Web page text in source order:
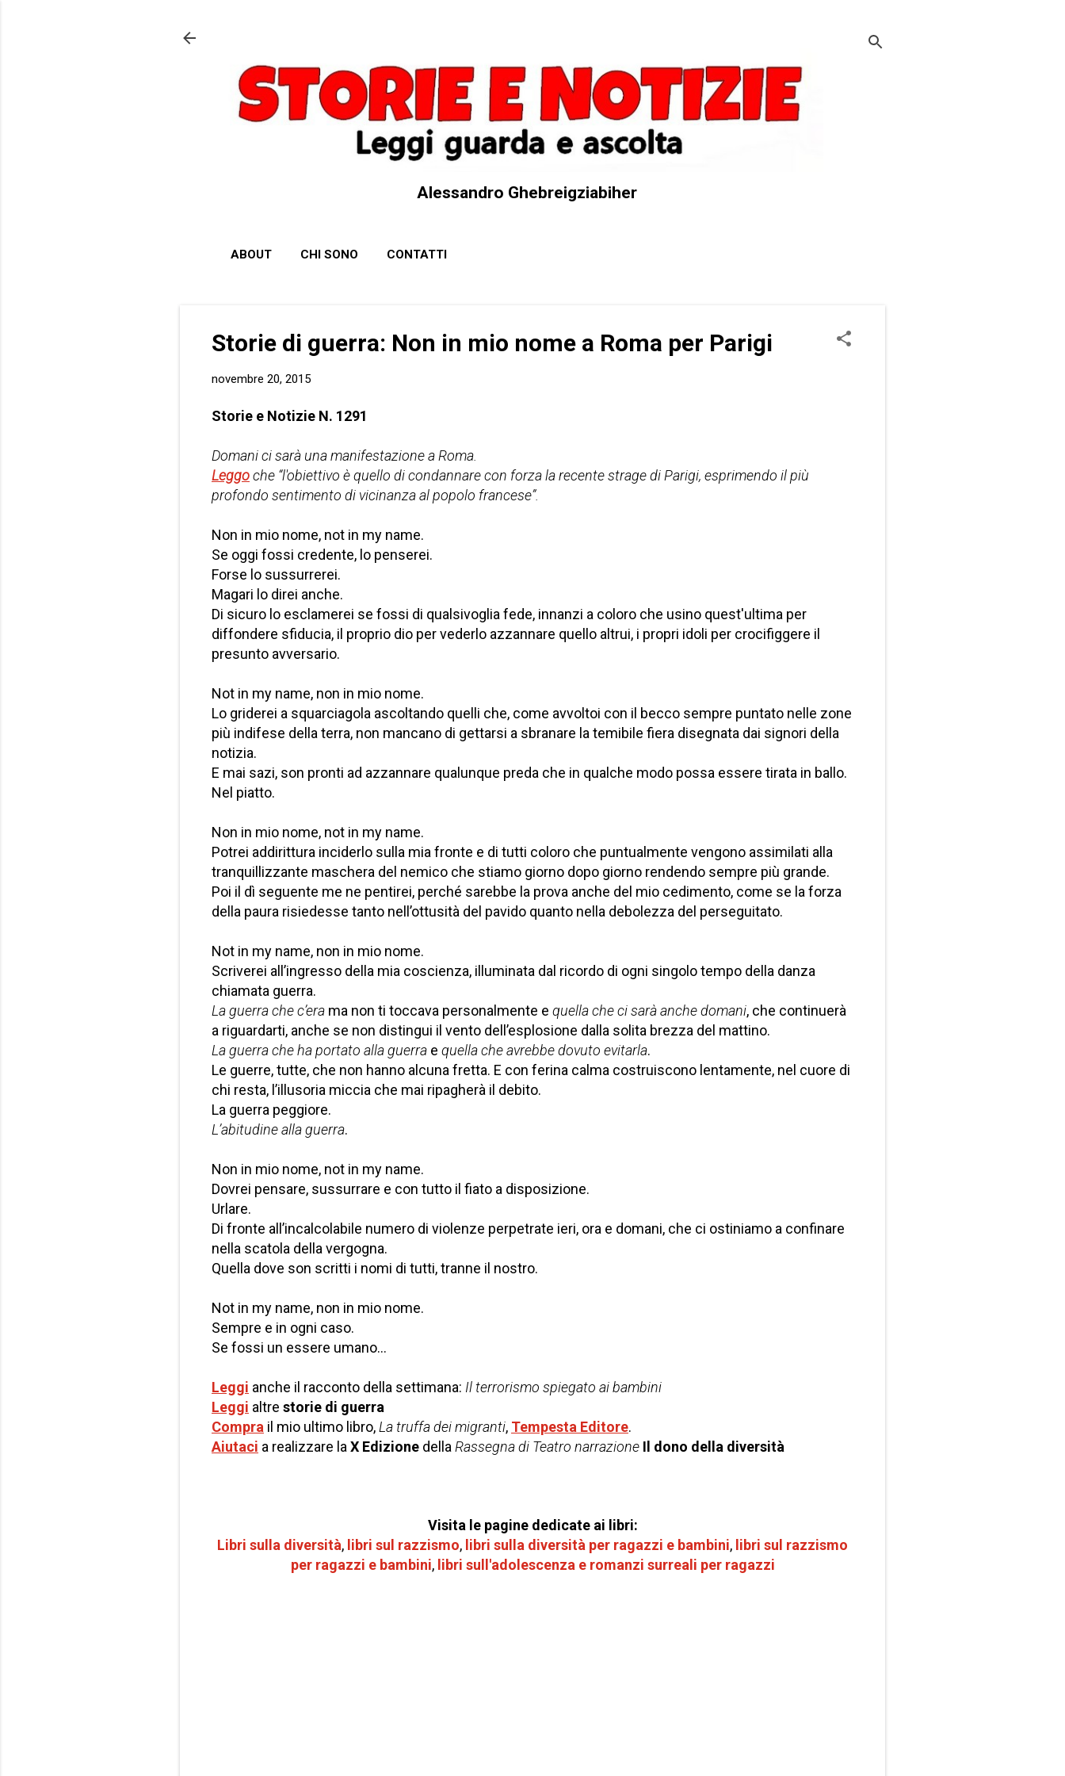
Alessandro Ghebreigziabiher
ABOUT CHI SONO CONTATTI
Storie di guerra: Non in mio nome a Roma per Parigi
novembre 20, 2015
Storie e Notizie N. 1291
Domani ci sarà una manifestazione a Roma.
Leggoche “l'obiettivo è quello di condannare con forza la recente strage di Parigi, esprimendo il più
profondo sentimento di vicinanza al popolo francese”.
Non in mio nome, not in my name.
Se oggi fossi credente, lo penserei.
Forse lo sussurrerei.
Magari lo direi anche.
Di sicuro lo esclamerei se fossi di qualsivoglia fede, innanzi a coloro che usino quest'ultima per
diffondere sfiducia, il proprio dio per vederlo azzannare quello altrui, i propri idoli per crocifiggere il
presunto avversario.
Not in my name, non in mio nome.
Lo griderei a squarciagola ascoltando quelli che, come avvoltoi con il becco sempre puntato nelle zone
più indifese della terra, non mancano di gettarsi a sbranare la temibile fiera disegnata dai signori della
notizia.
E mai sazi, son pronti ad azzannare qualunque preda che in qualche modo possa essere tirata in ballo.
Nel piatto.
Non in mio nome, not in my name.
Potrei addirittura inciderlo sulla mia fronte e di tutti coloro che puntualmente vengono assimilati alla
tranquillizzante maschera del nemico che stiamo giorno dopo giorno rendendo sempre più grande.
Poi il dì seguente me ne pentirei, perché sarebbe la prova anche del mio cedimento, come se la forza
della paura risiedesse tanto nell’ottusità del pavido quanto nella debolezza del perseguitato.
Not in my name, non in mio nome.
Scriverei all’ingresso della mia coscienza, illuminata dal ricordo di ogni singolo tempo della danza
chiamata guerra.
La guerra che c’era ma non ti toccava personalmente e quella che ci sarà anche domani, che continuerà
a riguardarti, anche se non distingui il vento dell’esplosione dalla solita brezza del mattino.
La guerra che ha portato alla guerra e quella che avrebbe dovuto evitarla.
Le guerre, tutte, che non hanno alcuna fretta. E con ferina calma costruiscono lentamente, nel cuore di
chi resta, l’illusoria miccia che mai ripagherà il debito.
La guerra peggiore.
L’abitudine alla guerra.
Non in mio nome, not in my name.
Dovrei pensare, sussurrare e con tutto il fiato a disposizione.
Urlare.
Di fronte all’incalcolabile numero di violenze perpetrate ieri, ora e domani, che ci ostiniamo a confinare
nella scatola della vergogna.
Quella dove son scritti i nomi di tutti, tranne il nostro.
Not in my name, non in mio nome.
Sempre e in ogni caso.
Se fossi un essere umano…
Leggi anche il racconto della settimana: Il terrorismo spiegato ai bambini
Leggi altre storie di guerra
Compra il mio ultimo libro, La truffa dei migranti, Tempesta Editore.
Aiutaci a realizzare la X Edizione della Rassegna di Teatro narrazione Il dono della diversità
Visita le pagine dedicate ai libri:
Libri sulla diversità, libri sul razzismo, libri sulla diversità per ragazzi e bambini, libri sul razzismo
per ragazzi e bambini, libri sull'adolescenza e romanzi surreali per ragazzi